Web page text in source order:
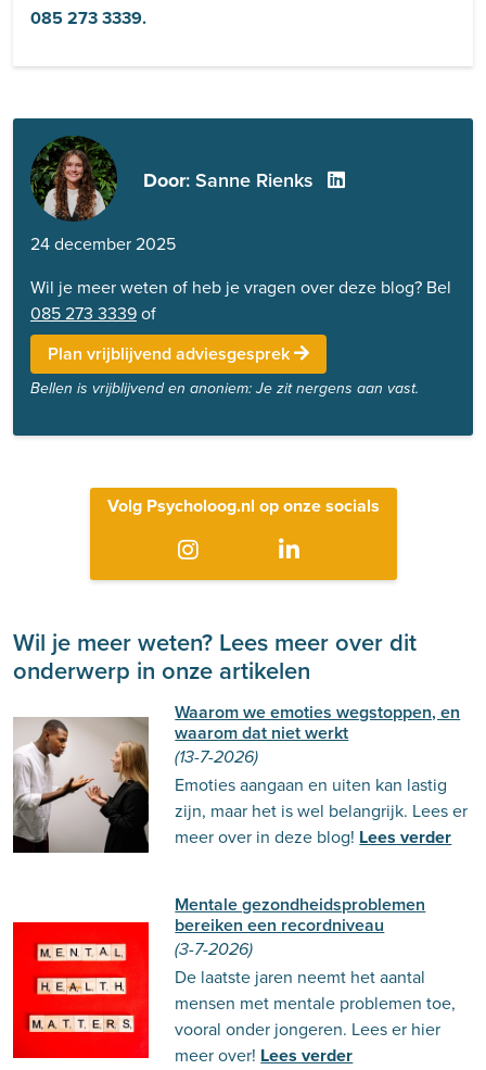
085 273 3339.
Door: Sanne Rienks
24 december 2025
Wil je meer weten of heb je vragen over deze blog? Bel
085 273 3339of
Plan vrijblijvend adviesgesprek
Bellen is vrijblijvend en anoniem: Je zit nergens aan vast.
Volg Psycholoog.nl op onze socials
Wil je meer weten? Lees meer over dit
onderwerp in onze artikelen
Waarom we emoties wegstoppen, en
waarom dat niet werkt
(13-7-2026)
Emoties aangaan en uiten kan lastig
zijn, maar het is wel belangrijk. Lees er
meer over in deze blog! Lees verder
Mentale gezondheidsproblemen
bereiken een recordniveau
(3-7-2026)
De laatste jaren neemt het aantal
mensen met mentale problemen toe,
vooral onder jongeren. Lees er hier
meer over! Lees verder